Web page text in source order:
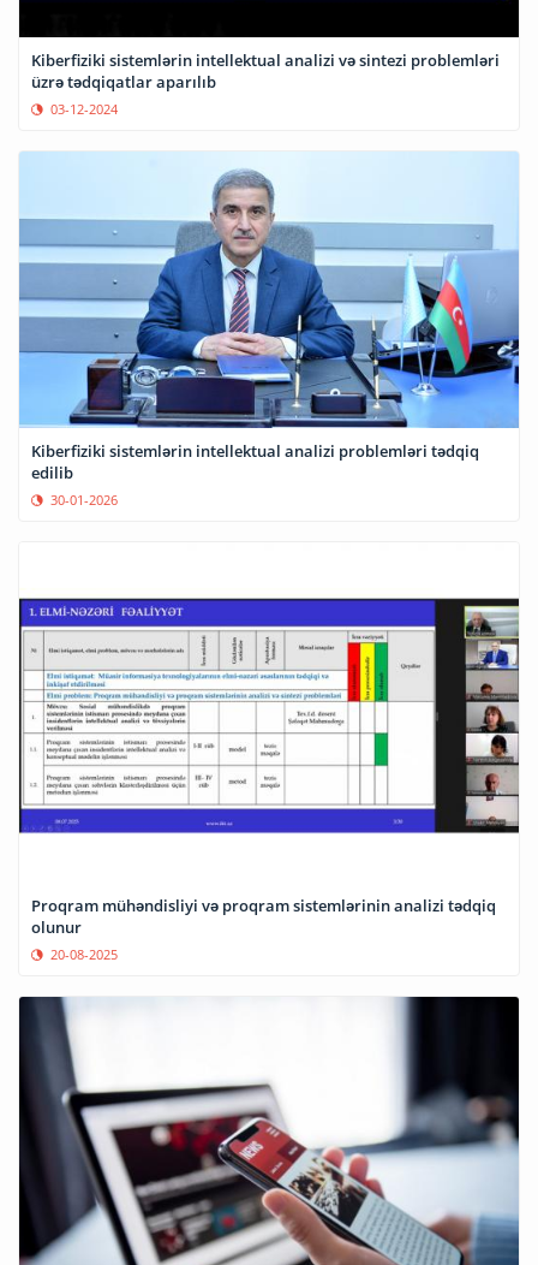
Kiberfiziki sistemlərin intellektual analizi və sintezi problemləri
üzrə tədqiqatlar aparılıb
03-12-2024
Kiberfiziki sistemlərin intellektual analizi problemləri tədqiq
edilib
30-01-2026
Proqram mühəndisliyi və proqram sistemlərinin analizi tədqiq
olunur
20-08-2025